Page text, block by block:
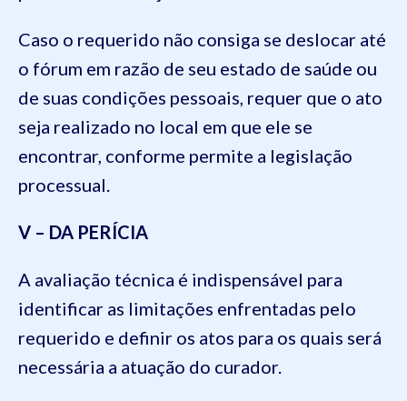
Caso o requerido não consiga se deslocar até
o fórum em razão de seu estado de saúde ou
de suas condições pessoais, requer que o ato
seja realizado no local em que ele se
encontrar, conforme permite a legislação
processual.
V – DA PERÍCIA
A avaliação técnica é indispensável para
identificar as limitações enfrentadas pelo
requerido e definir os atos para os quais será
necessária a atuação do curador.